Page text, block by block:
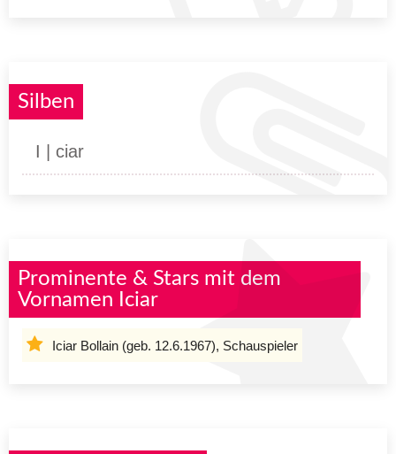
Silben
I | ciar
Prominente & Stars mit dem
Vornamen Iciar
Iciar Bollain (geb. 12.6.1967), Schauspieler